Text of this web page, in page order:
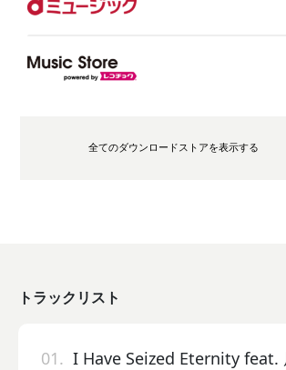
全てのダウンロードストアを表示する
トラックリスト
01. I Have Seized Eternity